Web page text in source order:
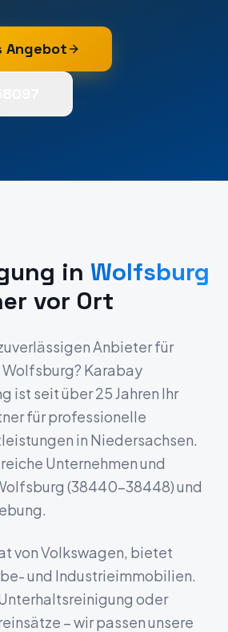
Angebot
in Wolfsburg
vor Ort
Anbieter für
Wolfsburg? Karabay
ist seit über 25 Jahren Ihr
für professionelle
in Niedersachsen.
Unternehmen und
(38440-38448) und
von Volkswagen, bietet
und Industrieimmobilien.
oder
– wir passen unsere